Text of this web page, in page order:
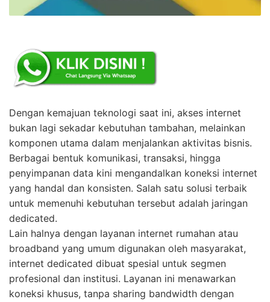
Dengan kemajuan teknologi saat ini, akses internet
bukan lagi sekadar kebutuhan tambahan, melainkan
komponen utama dalam menjalankan aktivitas bisnis.
Berbagai bentuk komunikasi, transaksi, hingga
penyimpanan data kini mengandalkan koneksi internet
yang handal dan konsisten. Salah satu solusi terbaik
untuk memenuhi kebutuhan tersebut adalah jaringan
dedicated.
Lain halnya dengan layanan internet rumahan atau
broadband yang umum digunakan oleh masyarakat,
internet dedicated dibuat spesial untuk segmen
profesional dan institusi. Layanan ini menawarkan
koneksi khusus, tanpa sharing bandwidth dengan